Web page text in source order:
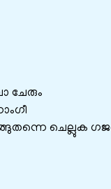
ചേരും
ചെല്ലുക